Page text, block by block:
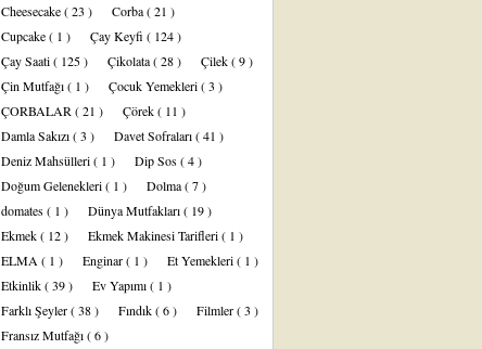
Cheesecake( 23 ) Corba( 21 )
Cupcake( 1 ) Çay Keyfi ( 124 )
Çay Saati( 125 ) Çikolata( 28 ) Çilek( 9 )
Çin Mutfağı( 1 ) Çocuk Yemekleri( 3 )
ÇORBALAR ( 21 ) Çörek( 11 )
Damla Sakızı( 3 ) Davet Sofraları( 41 )
Deniz Mahsülleri( 1 ) Dip Sos( 4 )
Doğum Gelenekleri( 1 ) Dolma( 7 )
domates( 1 ) Dünya Mutfakları( 19 )
Ekmek( 12 ) Ekmek Makinesi Tarifleri( 1 )
ELMA ( 1 ) Enginar( 1 ) Et Yemekleri( 1 )
Etkinlik( 39 ) Ev Yapımı( 1 )
Farklı Şeyler( 38 ) Fındık( 6 ) Filmler( 3 )
Fransız Mutfağı( 6 )